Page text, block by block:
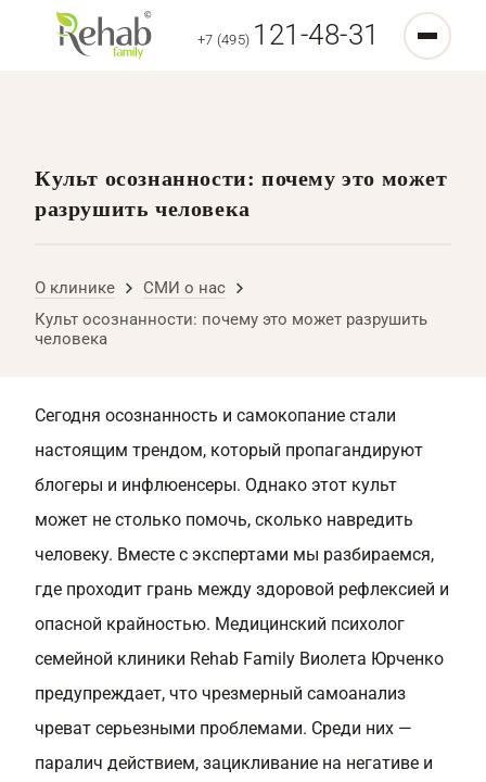
+7 (495) 121-48-31
Культ осознанности: почему это может
разрушить человека
О клинике
СМИ о нас
Культ осознанности: почему это может разрушить
человека
Сегодня осознанность и самокопание стали
настоящим трендом, который пропагандируют
блогеры и инфлюенсеры. Однако этот культ
может не столько помочь, сколько навредить
человеку. Вместе с экспертами мы разбираемся,
где проходит грань между здоровой рефлексией и
опасной крайностью. Медицинский психолог
семейной клиники Rehab Family Виолета Юрченко
предупреждает, что чрезмерный самоанализ
чреват серьезными проблемами. Среди них —
паралич действием, зацикливание на негативе и